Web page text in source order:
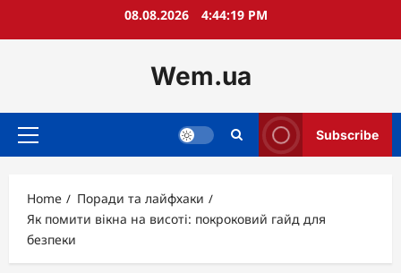
08.08.2026 4:44:20 PM
Wem.ua
Primary
Subscribe
Home
Поради та лайфхаки
Як помити вікна на висоті: покроковий гайд для
безпеки